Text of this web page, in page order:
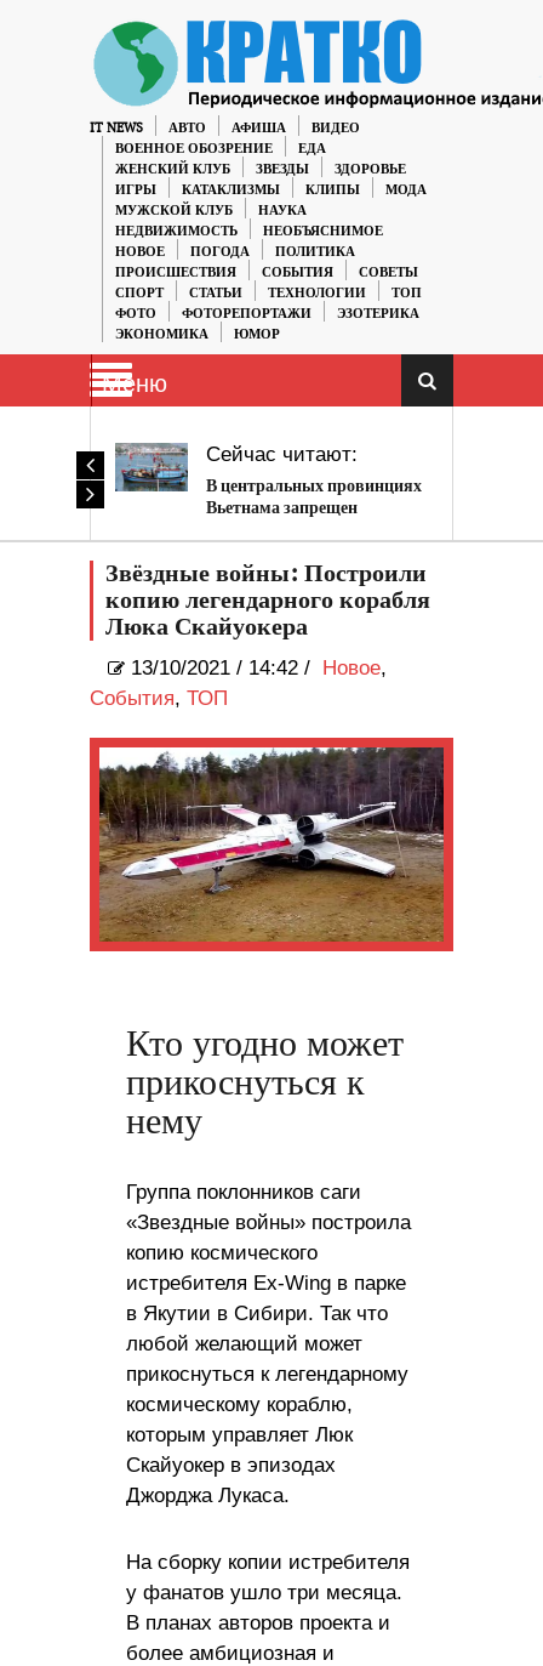
IT NEWS АВТО АФИША
ВИДЕО
ВОЕННОЕ ОБОЗРЕНИЕ
ЕДА
ЖЕНСКИЙ КЛУБ
ЗВЕЗДЫ
ЗДОРОВЬЕ
ИГРЫ
КАТАКЛИЗМЫ КЛИПЫ
МОДА
МУЖСКОЙ КЛУБ
НАУКА
НЕДВИЖИМОСТЬ
НЕОБЪЯСНИМОЕ
НОВОЕ
ПОГОДА
ПОЛИТИКА
ПРОИСШЕСТВИЯ
СОБЫТИЯ
СОВЕТЫ
СПОРТ
СТАТЬИ ТЕХНОЛОГИИ
ТОП
ФОТО
ФОТОРЕПОРТАЖИ
ЭЗОТЕРИКА
ЭКОНОМИКА
ЮМОР
Меню
Сейчас читают:
В центральных провинциях
Вьетнама запрещен
Звёздные войны: Построили
копию легендарного корабля
Люка Скайуокера
13/10/2021 / 14:42 / Новое,
События, ТОП
Кто угодно может
прикоснуться к
нему
Группа поклонников саги
«Звездные войны» построила
копию космического
истребителя Ex-Wing в парке
в Якутии в Сибири. Так что
любой желающий может
прикоснуться к легендарному
космическому кораблю,
которым управляет Люк
Скайуокер в эпизодах
Джорджа Лукаса.
На сборку копии истребителя
у фанатов ушло три месяца.
В планах авторов проекта и
более амбициозная и